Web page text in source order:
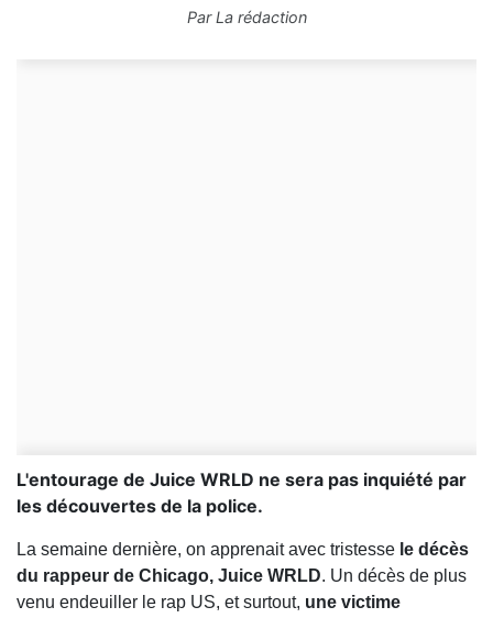
ParLa rédaction
L'entourage de Juice WRLD ne sera pas inquiété par
les découvertes de la police.
La semaine dernière, on apprenait avec tristesse le décès
du rappeur de Chicago, Juice WRLD. Un décès de plus
venu endeuiller le rap US, et surtout, une victime